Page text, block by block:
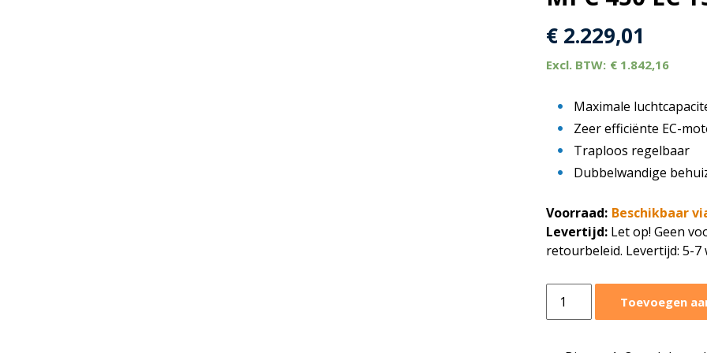
€ 2.229,01
€ 1.842,16
Maximale
Zeer efficiënte EC-
Traploos regelbaar
Dubbelwandige
Voorraad: Beschikbaar
Levertijd: Let op! Geen
retourbeleid. Levertijd: 5-7
boxventilator
7600
Toevoegen